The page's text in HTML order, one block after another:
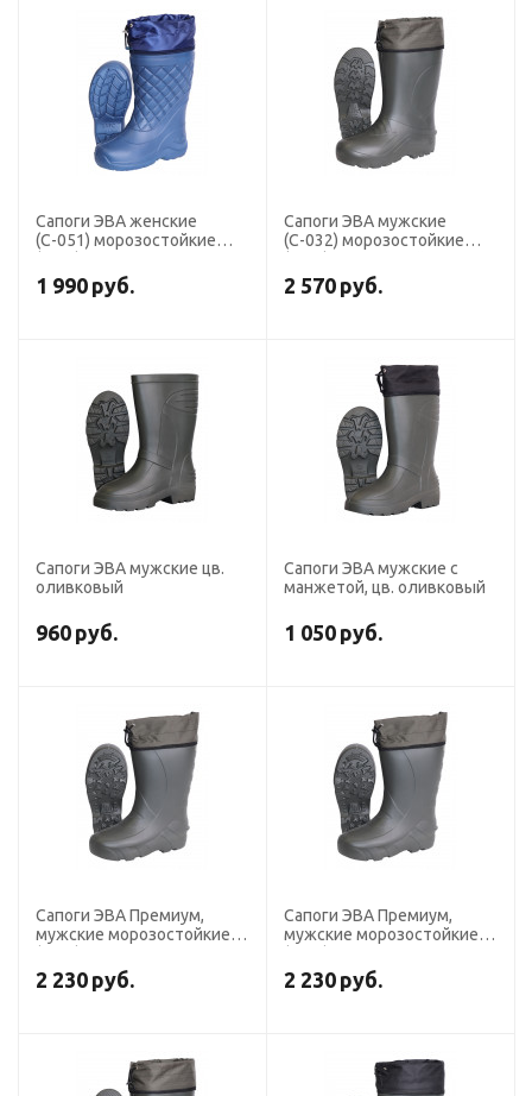
Сапоги ЭВА женские
(С-051) морозостойкие
манжетой, цв. Синий
1 990 руб.
Сапоги ЭВА мужские
(С-032) морозостойкие
2 570 руб.
Сапоги ЭВА мужские цв.
оливковый
960 руб.
Сапоги ЭВА мужские с
манжетой, цв. оливковый
1 050 руб.
Сапоги ЭВА Премиум,
мужские морозостойкие
манжетой,цв.Оливковый
2 230 руб.
Сапоги ЭВА Премиум,
мужские морозостойкие
манжетой,цв.Оливковый
2 230 руб.